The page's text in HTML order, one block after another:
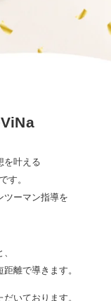
を叶える
す。
ツーマン指導を
離で導きます。
いております。